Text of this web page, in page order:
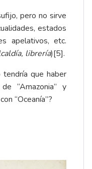
pero no sirve
estados
apelativos, etc.
librería)[5].
que haber
“Amazonia” y
“Oceanía”?